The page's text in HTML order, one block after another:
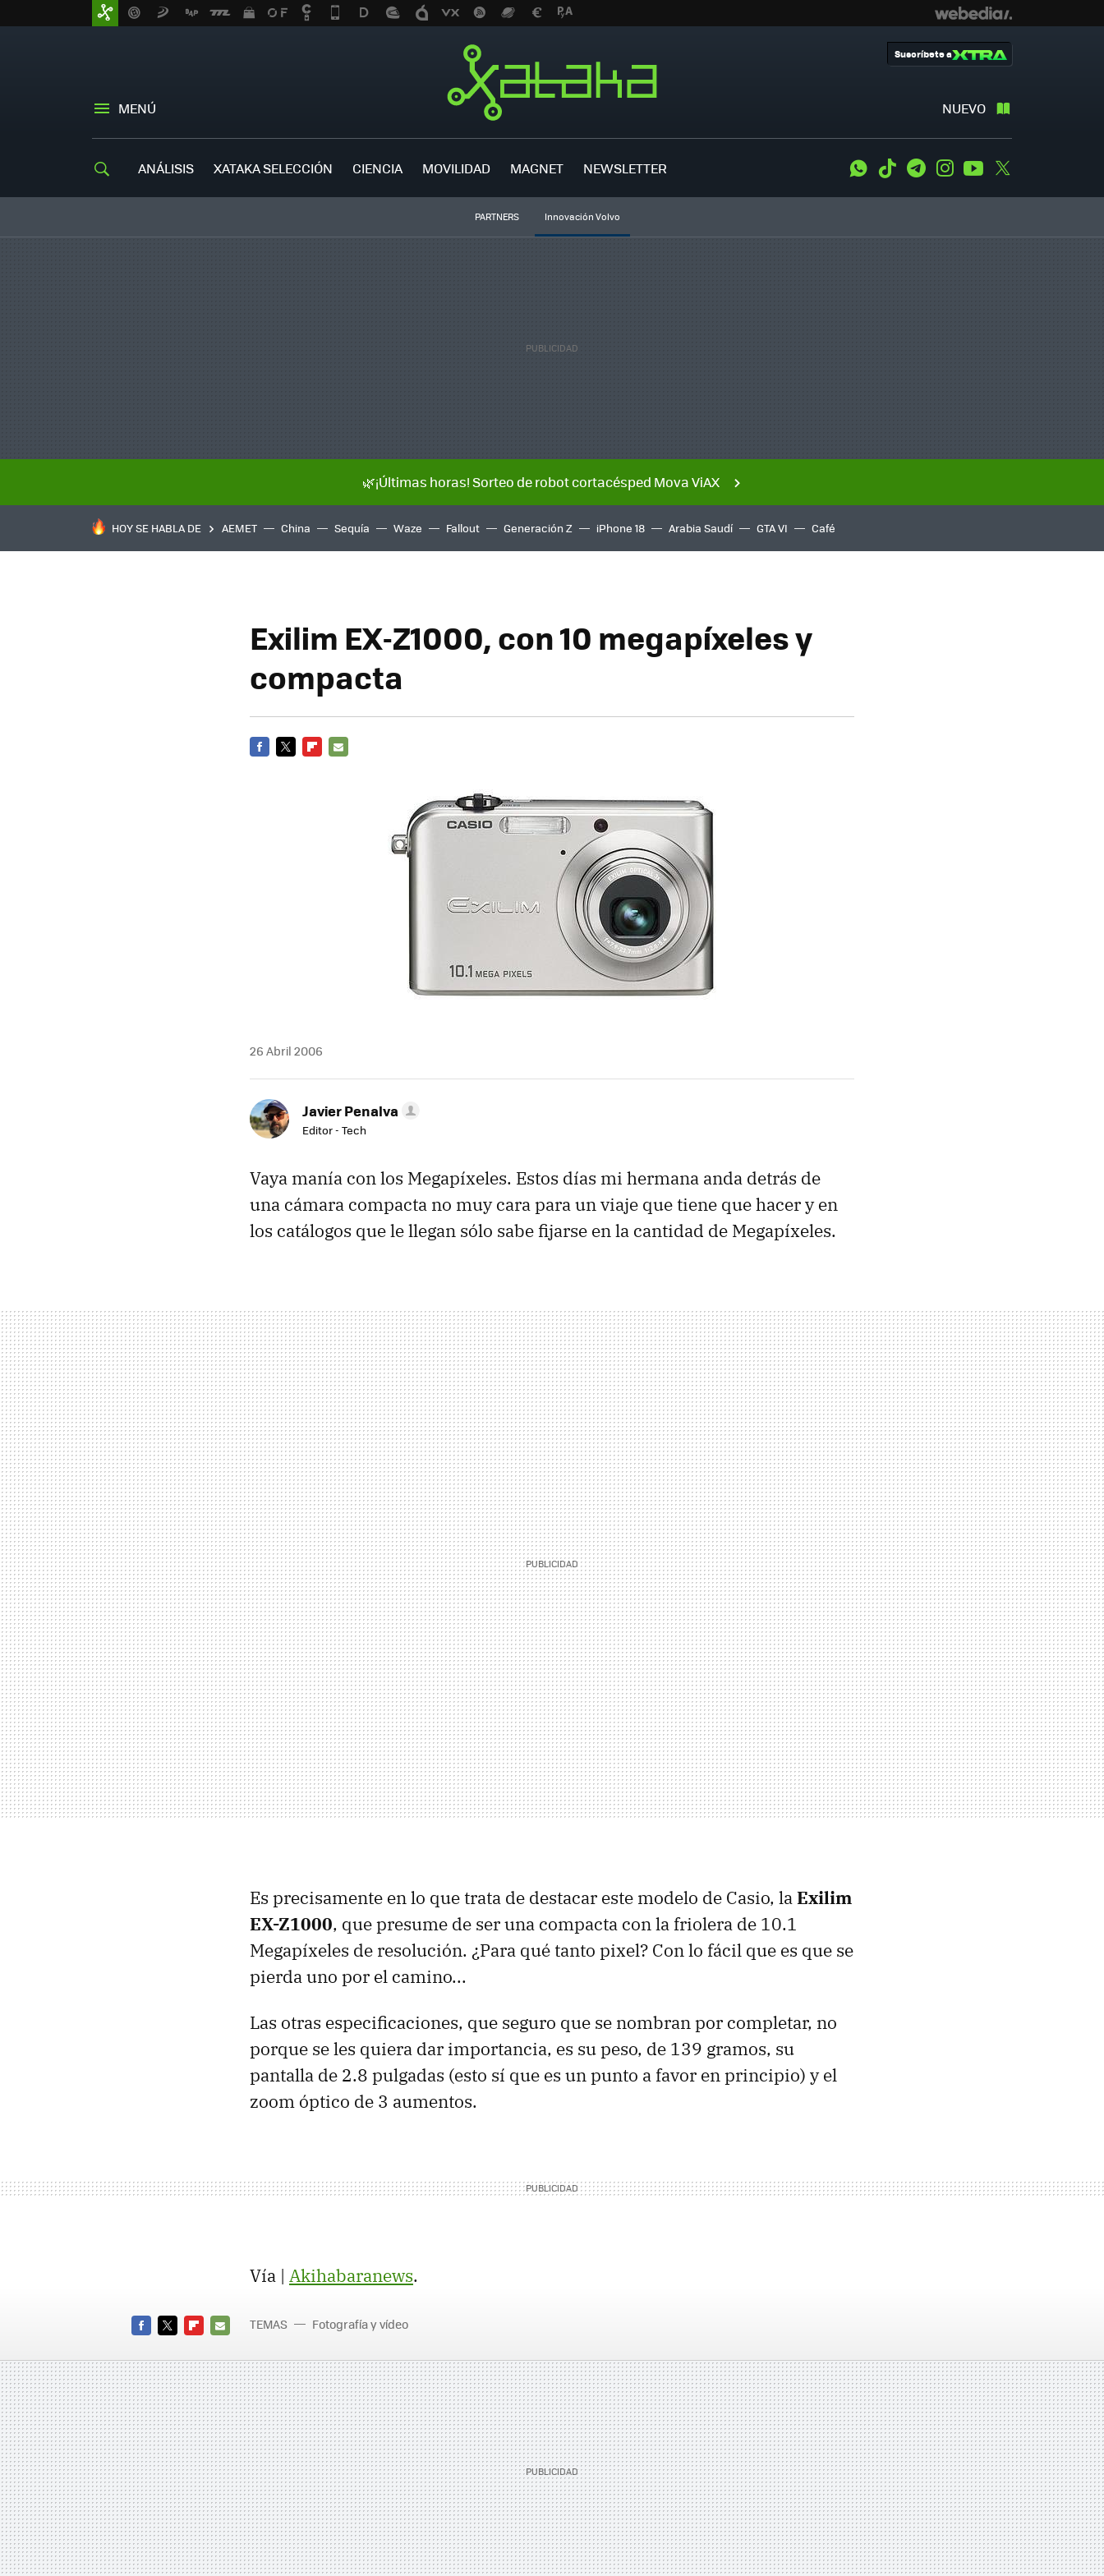
MENÚ NUEVO
Suscríbete a
ANÁLISIS XATAKA SELECCIÓN CIENCIA MOVILIDAD MAGNET NEWSLETTER WhatsApp
Tiktok TelegramInstagramYoutube
PARTNERS Innovación Volvo
🌿¡Últimas horas! Sorteo de robot cortacésped Mova ViAX
HOY SE HABLA DE AEMET China Sequía Waze Fallout Generación Z iPhone 18 Arabia Saudí GTA VI Café
Exilim EX-Z1000, con 10 megapíxeles y
compacta
26 Abril 2006
Javier Penalva
Editor - Tech
Vaya manía con los Megapíxeles. Estos días mi hermana anda detrás de
una cámara compacta no muy cara para un viaje que tiene que hacer y en
los catálogos que le llegan sólo sabe fijarse en la cantidad de Megapíxeles.
Es precisamente en lo que trata de destacar este modelo de Casio, laExilim
EX-Z1000, que presume de ser una compacta con la friolera de 10.1
Megapíxeles de resolución. ¿Para qué tanto pixel? Con lo fácil que es que se
pierda uno por el camino...
Las otras especificaciones, que seguro que se nombran por completar, no
porque se les quiera dar importancia, es su peso, de 139 gramos, su
pantalla de 2.8 pulgadas (esto sí que es un punto a favor en principio) y el
zoom óptico de 3 aumentos.
Vía | Akihabaranews.
MAIL
TEMAS Fotografía y vídeo